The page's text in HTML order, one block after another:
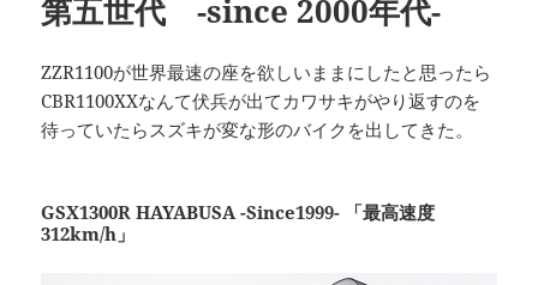
第五世代 -since 2000年代-
ZZR1100が世界最速の座を欲しいままにしたと思ったら
CBR1100XXなんて伏兵が出てカワサキがやり返すのを
待っていたらスズキが変な形のバイクを出してきた。
GSX1300R HAYABUSA -Since1999- 「最高速度
312km/h」